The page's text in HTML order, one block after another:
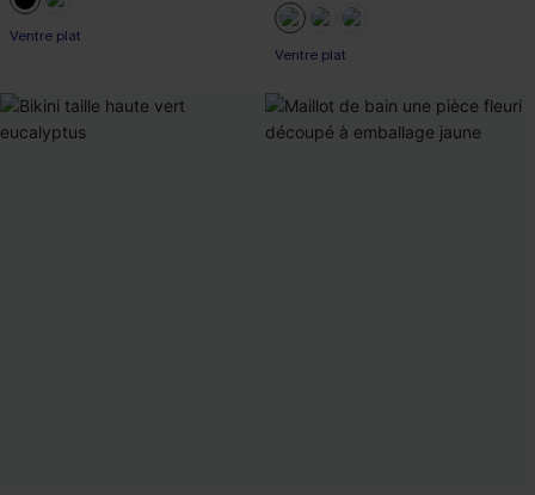
Ventre plat
Ventre plat